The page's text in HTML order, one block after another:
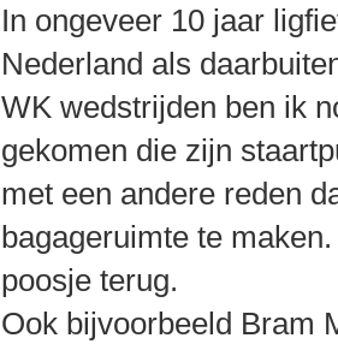
In ongeveer 10 jaar
Nederland als
WK wedstrijden ben ik
gekomen die zijn
met een andere reden
bagageruimte te
poosje terug.
Ook bijvoorbeeld Bram